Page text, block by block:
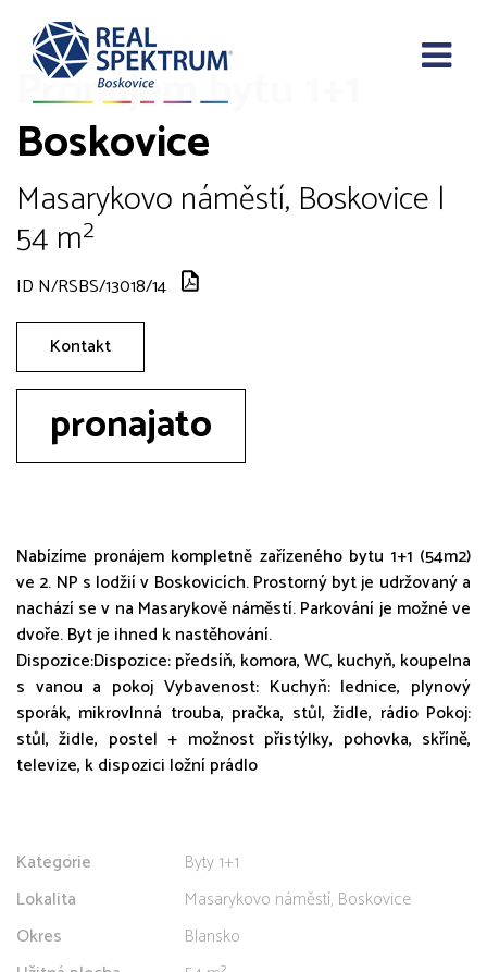
Pronájem bytu 1+1
Boskovice
Masarykovo náměstí, Boskovice |
54 m²
ID N/RSBS/13018/14
Kontakt
pronajato
Nabízíme pronájem kompletně zařízeného bytu 1+1 (54m2)
ve 2. NP s lodžií v Boskovicích. Prostorný byt je udržovaný a
nachází se v na Masarykově náměstí. Parkování je možné ve
dvoře. Byt je ihned k nastěhování.
Dispozice:Dispozice: předsíň, komora, WC, kuchyň, koupelna
s vanou a pokoj Vybavenost: Kuchyň: lednice, plynový
sporák, mikrovlnná trouba, pračka, stůl, židle, rádio Pokoj:
stůl, židle, postel + možnost přistýlky, pohovka, skříně,
televize, k dispozici ložní prádlo
Kategorie
Byty 1+1
Lokalita
Masarykovo náměstí, Boskovice
Okres
Blansko